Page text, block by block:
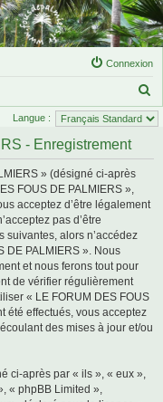
Connexion
e
Langue :
- Enregistrement
» (désigné ci-après
FOUS DE PALMIERS »,
acceptez d’être légalement
pas d’être
suivantes, alors n’accédez
DE PALMIERS ». Nous
et nous ferons tout pour
de vérifier régulièrement
« LE FORUM DES FOUS
été effectués, vous acceptez
des mises à jour et/ou
ci-après par « ils », « eux »,
« phpBB Limited »,